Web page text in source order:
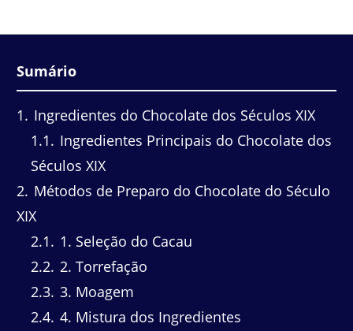
Sumário
1
Ingredientes do Chocolate dos Séculos XIX
1.1
Ingredientes Principais do Chocolate dos
Séculos XIX
2 Métodos de Preparo do Chocolate do Século
XIX
2.1
1. Seleção do Cacau
2.2 2. Torrefação
2.3 3. Moagem
2.4 4. Mistura dos Ingredientes